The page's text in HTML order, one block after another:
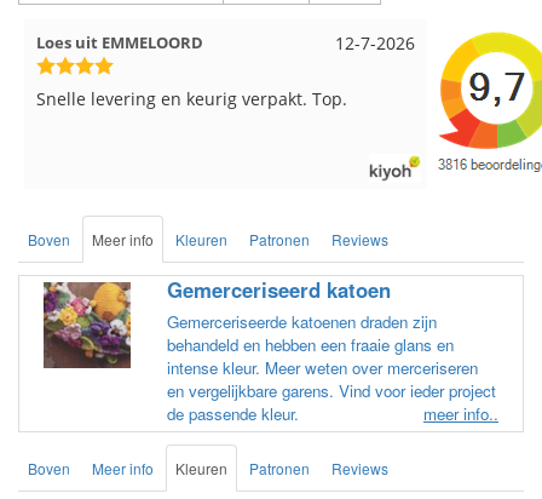
12-7-2026
Nell uit Beuningen
Goed verpakt en snelgeleverd
Wendy uit
Ruime
goede
een
doos word
nu zelf
vind ik erg
moet ik
bij de
tip om de
deze shop
Boven Meer info Kleuren Patronen Reviews
Gemerceriseerd katoen
Gemerceriseerde katoenen draden zijn
behandeld en hebben een fraaie glans en
intense kleur. Meer weten over merceriseren
en vergelijkbare garens. Vind voor ieder project
de passende kleur.
meer info..
Boven Meer info Kleuren Patronen Reviews